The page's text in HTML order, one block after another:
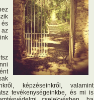
képzéseinkről, valamint
tevékenységeinkbe, és mi is